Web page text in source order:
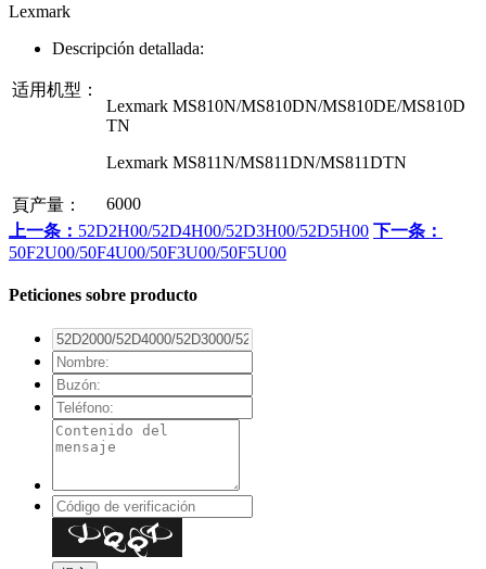
Lexmark
Descripción detallada:
适用机型：
Lexmark MS810N/MS810DN/MS810DE/MS810D
TN
Lexmark MS811N/MS811DN/MS811DTN
頁产量：
6000
上一条： 52D2H00/52D4H00/52D3H00/52D5H00 下一条：
50F2U00/50F4U00/50F3U00/50F5U00
Peticiones sobre producto